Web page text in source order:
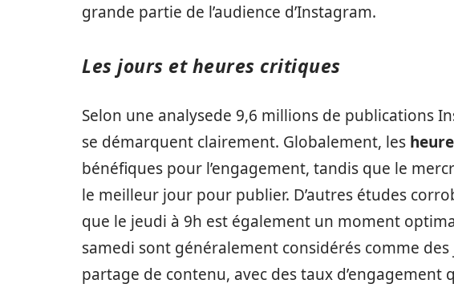
grande partie de l’audience d’Instagram.
Les jours et heures critiques
Selon une analysede 9,6 millions de publications
se démarquent clairement. Globalement, les
bénéfiques pour l’engagement, tandis que le
le meilleur jour pour publier. D’autres études
que le jeudi à 9h est également un moment
samedi sont généralement considérés comme
partage de contenu, avec des taux d’engagement